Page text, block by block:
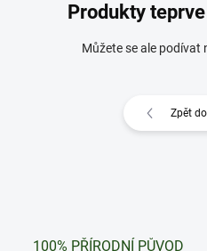
Produkty
Můžete se ale podívat
Zpět
100% PŘÍRODNÍ PŮVOD